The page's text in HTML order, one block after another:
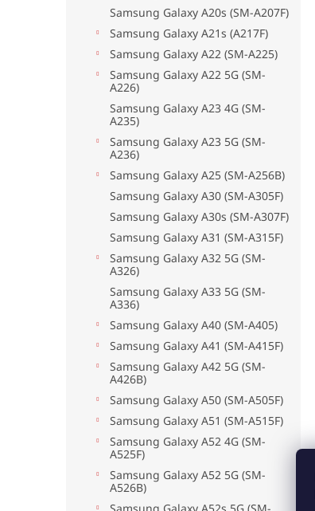
Samsung Galaxy A20s (SM-A207F)
Samsung Galaxy A21s (A217F)
Samsung Galaxy A22 (SM-A225)
Samsung Galaxy A22 5G (SM-
A226)
Samsung Galaxy A23 4G (SM-
A235)
Samsung Galaxy A23 5G (SM-
A236)
Samsung Galaxy A25 (SM-A256B)
Samsung Galaxy A30 (SM-A305F)
Samsung Galaxy A30s (SM-A307F)
Samsung Galaxy A31 (SM-A315F)
Samsung Galaxy A32 5G (SM-
A326)
Samsung Galaxy A33 5G (SM-
A336)
Samsung Galaxy A40 (SM-A405)
Samsung Galaxy A41 (SM-A415F)
Samsung Galaxy A42 5G (SM-
A426B)
Samsung Galaxy A50 (SM-A505F)
Samsung Galaxy A51 (SM-A515F)
Samsung Galaxy A52 4G (SM-
A525F)
Samsung Galaxy A52 5G (SM-
A526B)